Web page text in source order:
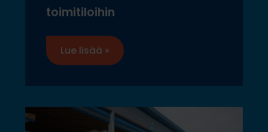
toimitiloihin
Lue lisää »